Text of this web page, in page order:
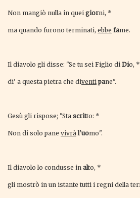
Non mangiò nulla in quei giorni, *
ma quando furono terminati, ebbe fame.
Il diavolo gli disse: "Se tu sei Figlio di Dio, *
di' a questa pietra che diventi pane".
Gesù gli rispose; "Sta scritto: *
Non di solo pane vivrà l'uomo".
Il diavolo lo condusse in alto, *
gli mostrò in un istante tutti i regni della